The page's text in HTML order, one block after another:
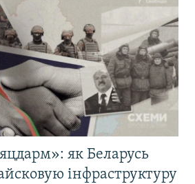
як Беларусь
інфраструктуру